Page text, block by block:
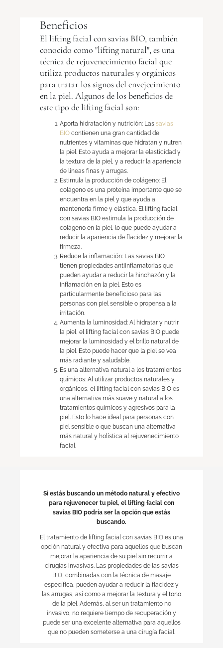
Beneficios
El lifting facial con savias BIO, también
conocido como "lifting natural", es una
técnica de rejuvenecimiento facial que
utiliza productos naturales y orgánicos
para tratar los signos del envejecimiento
en la piel. Algunos de los beneficios de
este tipo de lifting facial son:
Aporta hidratación y nutrición: Las savias
BIO contienen una gran cantidad de
nutrientes y vitaminas que hidratan y nutren
la piel. Esto ayuda a mejorar la elasticidad y
la textura de la piel, y a reducir la apariencia
de líneas finas y arrugas.
Estimula la producción de colágeno: El
colágeno es una proteína importante que se
encuentra en la piel y que ayuda a
mantenerla firme y elástica. El lifting facial
con savias BIO estimula la producción de
colágeno en la piel, lo que puede ayudar a
reducir la apariencia de flacidez y mejorar la
firmeza.
Reduce la inflamación: Las savias BIO
tienen propiedades antiinflamatorias que
pueden ayudar a reducir la hinchazón y la
inflamación en la piel. Esto es
particularmente beneficioso para las
personas con piel sensible o propensa a la
irritación.
Aumenta la luminosidad: Al hidratar y nutrir
la piel, el lifting facial con savias BIO puede
mejorar la luminosidad y el brillo natural de
la piel. Esto puede hacer que la piel se vea
más radiante y saludable.
Es una alternativa natural a los tratamientos
químicos: Al utilizar productos naturales y
orgánicos, el lifting facial con savias BIO es
una alternativa más suave y natural a los
tratamientos químicos y agresivos para la
piel. Esto lo hace ideal para personas con
piel sensible o que buscan una alternativa
más natural y holística al rejuvenecimiento
facial.
Si estás buscando un método natural y efectivo
para rejuvenecer tu piel, el lifting facial con
savias BIO podría ser la opción que estás
buscando.
El tratamiento de lifting facial con savias BIO es una
opción natural y efectiva para aquellos que buscan
mejorar la apariencia de su piel sin recurrir a
cirugías invasivas. Las propiedades de las savias
BIO, combinadas con la técnica de masaje
específica, pueden ayudar a reducir la flacidez y
las arrugas, así como a mejorar la textura y el tono
de la piel. Además, al ser un tratamiento no
invasivo, no requiere tiempo de recuperación y
puede ser una excelente alternativa para aquellos
que no pueden someterse a una cirugía facial.